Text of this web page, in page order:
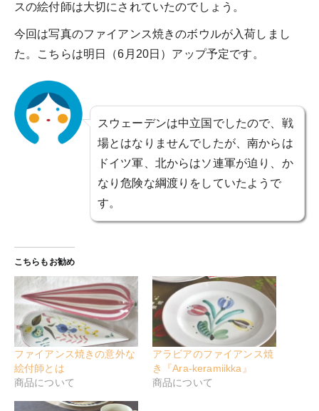
スの絵付師は大切にされていたのでしょう。
今回は写真のファイアンス焼きのボウルが入荷しまし
た。こちらは明日（6月20日）アップ予定です。
スウェーデンは中立国でしたので、戦
場とはなりませんでしたが、南からは
ドイツ軍、北からはソ連軍が迫り、か
なり危険な綱渡りをしていたようで
す。
こちらもお勧め
ファイアンス焼きの意外な
絵付師とは
商品について
アラビアのファイアンス焼
き『Ara-keramiikka』
商品について